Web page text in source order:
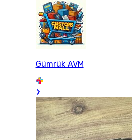
Gümrük AVM